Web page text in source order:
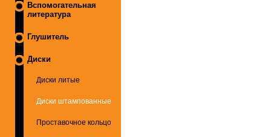
Вспомогательная
литература
Глушитель
Диски
Диски литые
Диски штампованные
Проставочное кольцо